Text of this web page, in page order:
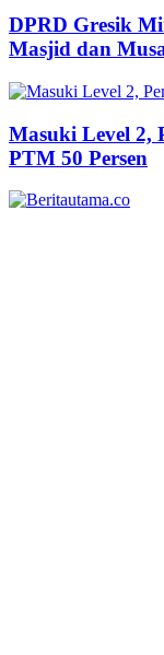
DPRD Gresik
Masjid dan
Masuki Level 2,
PTM 50 Persen